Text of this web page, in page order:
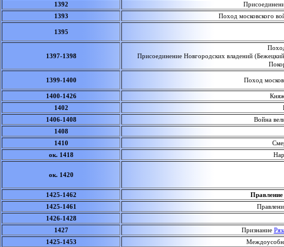
1392
1393
Поход московского
1395
1397-1398
Поход
Присоединение Новгородских владений
1399-1400 Поход
1400-1426
1402
1406-1408
Война
1408
1410
ок. 1418
ок. 1420
1425-1462
Правление
1425-1461
1426-1428
1427
Признание
1425-1453